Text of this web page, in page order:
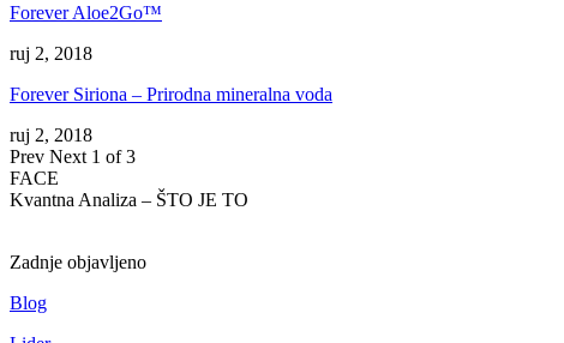
Forever Aloe2Go™
ruj 2, 2018
Forever Siriona – Prirodna mineralna voda
ruj 2, 2018
Prev Next 1 of 3
FACE
Kvantna Analiza – ŠTO JE TO
Zadnje objavljeno
Blog